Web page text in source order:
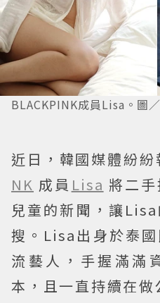
BLACKPINK成員Lisa。圖
近日，韓國媒體紛紛
NK 成員 Lisa 將二
兒童的新聞，讓
搜。Lisa出身於泰
流藝人，手握滿滿
本，且一直持續在